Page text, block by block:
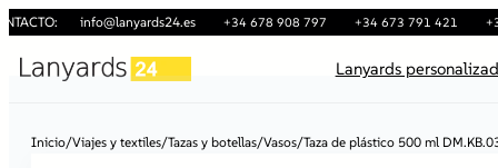
info@lanyards24.es +34 678 908 797 +34 673 791 421
Lanyards
Inicio/Viajes y textiles/Tazas y botellas/Vasos/Taza de plástico 500 ml